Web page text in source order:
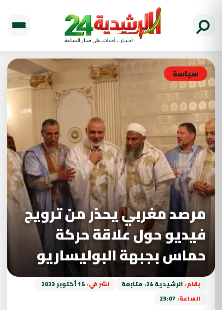
سياسة
مرصد مغربي يحذر من ترويج
فيديو حول علاقة حركة
حماس بجبهة البوليساريو
بقلم: الرشيدية 24: متابعة نشر في: 15 أكتوبر 2023
الساعة: 23:07